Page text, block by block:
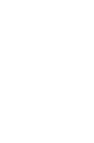
技巧：7
用方法